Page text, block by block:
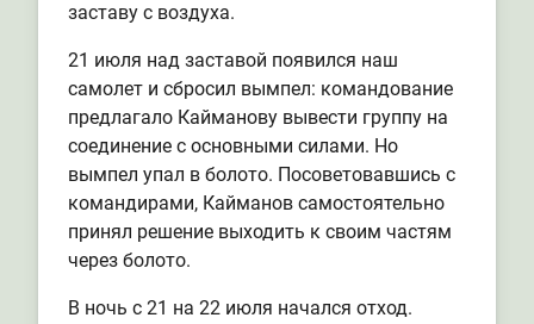
заставу с воздуха.
21 июля над заставой появился наш
самолет и сбросил вымпел: командование
предлагало Кайманову вывести группу на
соединение с основными силами. Но
вымпел упал в болото. Посоветовавшись с
командирами, Кайманов самостоятельно
принял решение выходить к своим частям
через болото.
В ночь с 21 на 22 июля начался отход.